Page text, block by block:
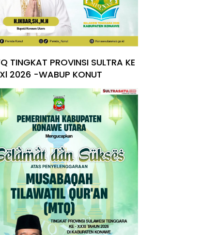
TINGKAT PROVINSI SULTRA KE
2026 -WABUP KONUT